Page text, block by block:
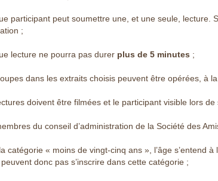
participant peut soumettre une, et une seule, lecture.
;
lecture ne pourra pas durer plus de 5 minutes ;
dans les extraits choisis peuvent être opérées, à
doivent être filmées et le participant visible lors de
du conseil d’administration de la Société des
catégorie « moins de vingt-cinq ans », l’âge s’entend
donc pas s’inscrire dans cette catégorie ;